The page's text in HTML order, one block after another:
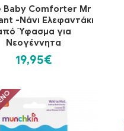
Baby Comforter Mr
-Νάνι Ελεφαντάκι
Ύφασμα για
Νεογέννητα
19,95€